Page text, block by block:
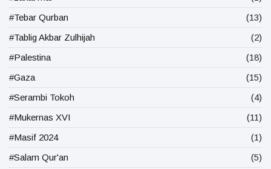
#Tebar Qurban
(13)
#Tablig Akbar Zulhijah
(2)
#Palestina
(18)
#Gaza
(15)
#Serambi Tokoh
(4)
#Mukernas XVI
(11)
#Masif 2024
(1)
#Salam Qur'an
(5)